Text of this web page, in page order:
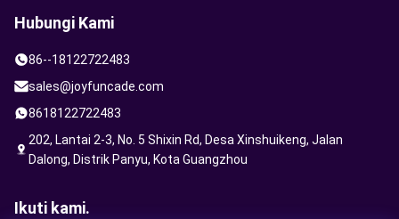
Hubungi Kami
86--18122722483
sales@joyfuncade.com
8618122722483
202, Lantai 2-3, No. 5 Shixin Rd, Desa Xinshuikeng, Jalan
Dalong, Distrik Panyu, Kota Guangzhou
Ikuti kami.